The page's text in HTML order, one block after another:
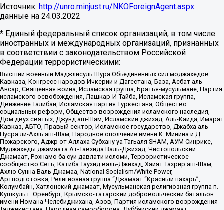
Источник: http://unro.minjust.ru/NKOForeignAgent.aspx
данные на 24.03.2022
* Единый федеральный список организаций, в том числе
иностранных и международных организаций, признанных
в соответствии с законодательством Российской
Федерации террористическими:
Высший военный Маджлисуль Шура Объединенных сил моджахедов
Кавказа, Конгресс народов Ичкерии и Дагестана, База, Асбат аль-
Ансар, Священная война, Исламская группа, Братья-мусульмане, Партия
исламского освобождения, Лашкар-И-Тайба, Исламская группа,
Движение Талибан, Исламская партия Туркестана, Общество
социальных реформ, Общество возрождения исламского наследия,
Дом двух святых, Джунд аш-Шам, Исламский джихад, Аль-Каида, Имарат
Кавказ, АБТО, Правый сектор, Исламское государство, Джабха аль-
Нусра ли-Ахль аш-Шам, Народное ополчение имени К. Минина и Д.
Пожарского, Аджр от Аллаха Субхану уа Тагьаля SHAM, АУМ Синрике,
Муджахеды джамаата Ат-Тавхида Валь-Джихад, Чистопольский
Джамаат, Рохнамо ба суи давлати исломи, Террористическое
сообщество Сеть, Катиба Таухид валь-Джихад, Хайят Тахрир аш-Шам,
Ахлю Сунна Валь Джамаа, National Socialism/White Power,
Артподготовка, Религиозная группа “Джамаат “Красный пахарь”,
Колумбайн, Хатлонский джамаат, Мусульманская религиозная группа п.
Кушкуль г. Оренбург, Крымско-татарский добровольческий батальон
имени Номана Челебиджихана, Азов, Партия исламского возрождения